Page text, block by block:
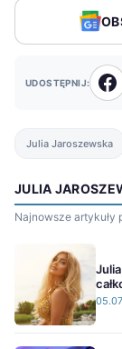
UDOSTĘPNIJ:
Julia Jaroszewska
JULIA
Najnowsze artykuły